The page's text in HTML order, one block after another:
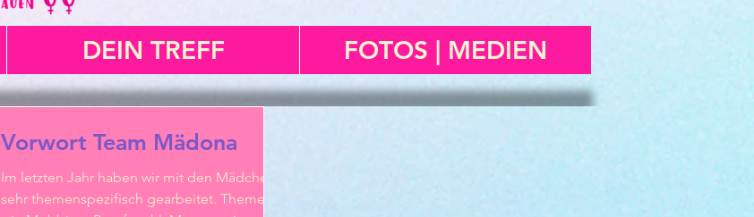
DEIN TREFF FOTOS | MEDIEN
Vorwort Team Mädona
Im letzten Jahr haben wir mit den Mädchen
sehr themenspezifisch gearbeitet. Themen